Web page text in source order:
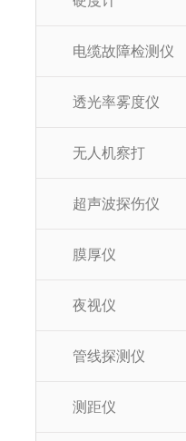
电缆故障检测仪
透光率雾度仪
无人机察打
超声波探伤仪
膜厚仪
夜视仪
管线探测仪
测距仪